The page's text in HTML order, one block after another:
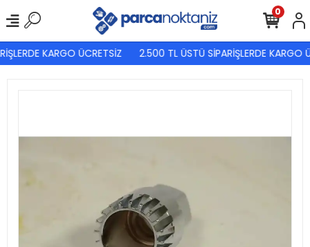
KARGO ÜCRETSİZ 2.500 TL ÜSTÜ SİPARİŞLERDE KARGO
0